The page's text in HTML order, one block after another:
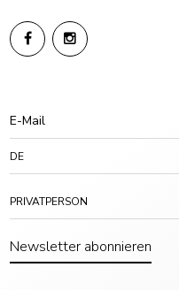
DE
PRIVATPERSON
Newsletter abonnieren